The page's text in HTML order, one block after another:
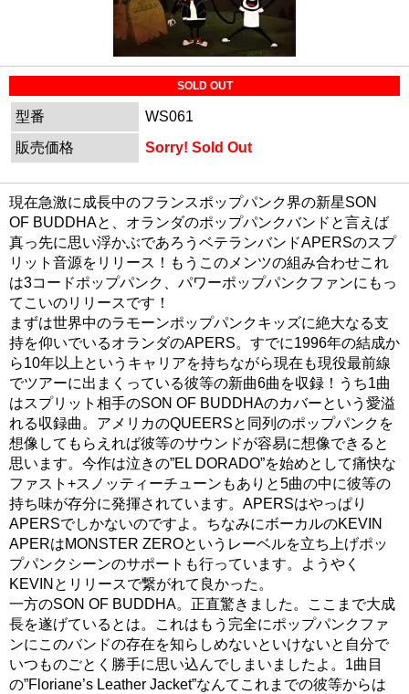
SOLD OUT
型番
WS061
販売価格
Sorry! Sold Out
現在急激に成長中のフランスポップパンク界の新星SON
OF BUDDHAと、オランダのポップパンクバンドと言えば
真っ先に思い浮かぶであろうベテランバンドAPERSのスプ
リット音源をリリース！もうこのメンツの組み合わせこれ
は3コードポップパンク、パワーポップパンクファンにもっ
てこいのリリースです！
まずは世界中のラモーンポップパンクキッズに絶大なる支
持を仰いでいるオランダのAPERS。すでに1996年の結成か
ら10年以上というキャリアを持ちながら現在も現役最前線
でツアーに出まくっている彼等の新曲6曲を収録！うち1曲
はスプリット相手のSON OF BUDDHAのカバーという愛溢
れる収録曲。アメリカのQUEERSと同列のポップパンクを
想像してもらえれば彼等のサウンドが容易に想像できると
思います。今作は泣きの”EL DORADO”を始めとして痛快な
ファスト+スノッティーチューンもありと5曲の中に彼等の
持ち味が存分に発揮されています。APERSはやっぱり
APERSでしかないのですよ。ちなみにボーカルのKEVIN
APERはMONSTER ZEROというレーベルを立ち上げポッ
プパンクシーンのサポートも行っています。ようやく
KEVINとリリースで繋がれて良かった。
一方のSON OF BUDDHA。正直驚きました。ここまで大成
長を遂げているとは。これはもう完全にポップパンクファ
ンにこのバンドの存在を知らしめないといけないと自分で
いつものごとく勝手に思い込んでしまいましたよ。1曲目
の”Floriane’s Leather Jacket”なんてこれまでの彼等からは